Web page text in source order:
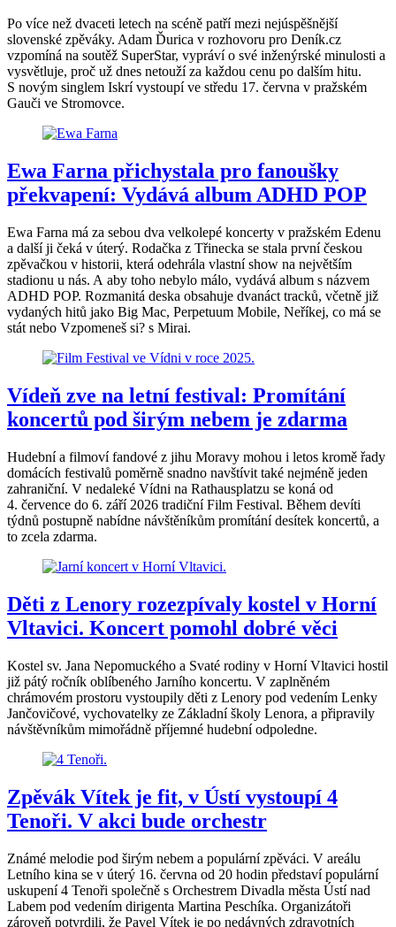
Po více než dvaceti letech na scéně patří mezi nejúspěšnější
slovenské zpěváky. Adam Ďurica v rozhovoru pro Deník.cz
vzpomíná na soutěž SuperStar, vypráví o své inženýrské minulosti a
vysvětluje, proč už dnes netouží za každou cenu po dalším hitu.
S novým singlem Iskrí vystoupí ve středu 17. června v pražském
Gauči ve Stromovce.
Ewa Farna přichystala pro fanoušky
překvapení: Vydává album ADHD POP
Ewa Farna má za sebou dva velkolepé koncerty v pražském Edenu
a další ji čeká v úterý. Rodačka z Třinecka se stala první českou
zpěvačkou v historii, která odehrála vlastní show na největším
stadionu u nás. A aby toho nebylo málo, vydává album s názvem
ADHD POP. Rozmanitá deska obsahuje dvanáct tracků, včetně již
vydaných hitů jako Big Mac, Perpetuum Mobile, Neříkej, co má se
stát nebo Vzpomeneš si? s Mirai.
Vídeň zve na letní festival: Promítání
koncertů pod širým nebem je zdarma
Hudební a filmoví fandové z jihu Moravy mohou i letos kromě řady
domácích festivalů poměrně snadno navštívit také nejméně jeden
zahraniční. V nedaleké Vídni na Rathausplatzu se koná od
4. července do 6. září 2026 tradiční Film Festival. Během devíti
týdnů postupně nabídne návštěníkům promítání desítek koncertů, a
to zcela zdarma.
Děti z Lenory rozezpívaly kostel v Horní
Vltavici. Koncert pomohl dobré věci
Kostel sv. Jana Nepomuckého a Svaté rodiny v Horní Vltavici hostil
již pátý ročník oblíbeného Jarního koncertu. V zaplněném
chrámovém prostoru vystoupily děti z Lenory pod vedením Lenky
Jančovičové, vychovatelky ze Základní školy Lenora, a připravily
návštěvníkům mimořádně příjemné hudební odpoledne.
Zpěvák Vítek je fit, v Ústí vystoupí 4
Tenoři. V akci bude orchestr
Známé melodie pod širým nebem a populární zpěváci. V areálu
Letního kina se v úterý 16. června od 20 hodin představí populární
uskupení 4 Tenoři společně s Orchestrem Divadla města Ústí nad
Labem pod vedením dirigenta Martina Peschíka. Organizátoři
zároveň potvrdili, že Pavel Vítek je po nedávných zdravotních